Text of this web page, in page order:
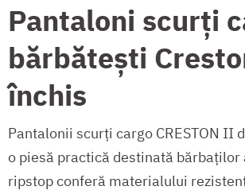
Pantaloni scurți
bărbătești
închis
Pantalonii scurți cargo CRESTON II
o piesă practică destinată bărbaților
ripstop conferă materialului